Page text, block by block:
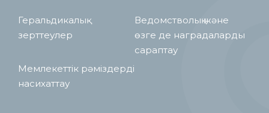
Геральдикалық
зерттеулер
Ведомстволық және
өзге де наградаларды
сараптау
Мемлекеттік рәміздерді
насихаттау